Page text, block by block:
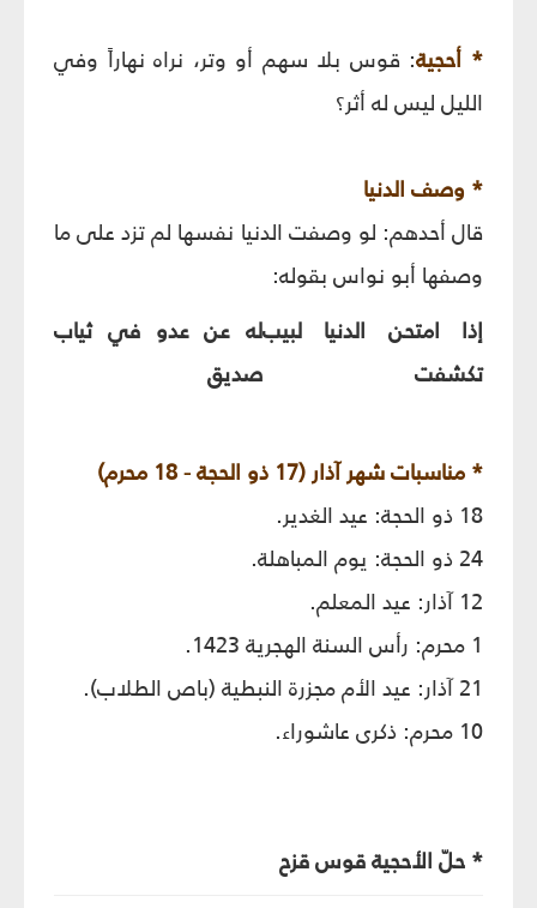
* أحجية: قوس بلا سهم أو وتر، نراه نهاراً وفي
الليل ليس له أثر؟
* وصف الدنيا
قال أحدهم: لو وصفت الدنيا نفسها لم تزد على ما
وصفها أبو نواس بقوله:
إذا امتحن الدنيا لبيب
تكشفت
له عن عدو في ثياب
صديق
* مناسبات شهر آذار (17 ذو الحجة - 18 محرم)
18 ذو الحجة: عيد الغدير.
24 ذو الحجة: يوم المباهلة.
12 آذار: عيد المعلم.
1 محرم: رأس السنة الهجرية 1423.
21 آذار: عيد الأم مجزرة النبطية (باص الطلاب).
10 محرم: ذكرى عاشوراء.
* حلّ الأحجية قوس قزح